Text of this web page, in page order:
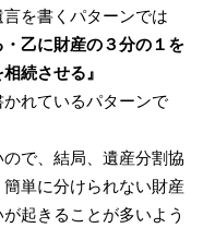
を書くパターンでは
・乙に財産の３分の１を
続させる』
れているパターンで
で、結局、遺産分割協
単に分けられない財産
起きることが多いよう